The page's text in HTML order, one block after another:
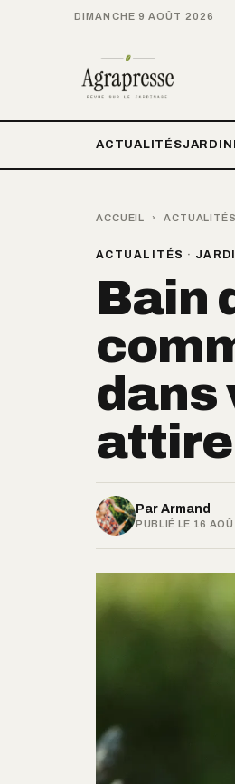
DIMANCHE 9 AOÛT 2026
ACTUALITÉSJARDIN
ACCUEIL › ACTUALITÉS
ACTUALITÉS ·
Bain
dans
Par Armand
PUBLIÉ LE 16